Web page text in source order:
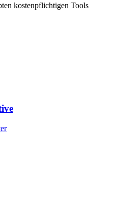
kostenpflichtigen Tools